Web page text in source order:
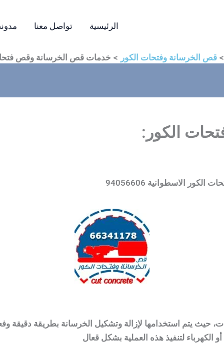
الرئيسية تواصل معنا
قص الخرسانة وفتحات الكور خدمات قص الخرسانة وقص
الكور:
الاسطوانية 94056606
حيث يتم استخدامها لإزالة وتشكيل الخرسانة بطريقة دقيقة
لتنفيذ هذه العملية بشكل قعال